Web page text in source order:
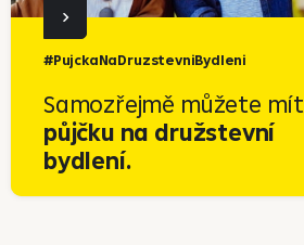
#PujckaNaDruzstevniBydleni
Samozřejmě můžete mít
půjčku na družstevní
bydlení.